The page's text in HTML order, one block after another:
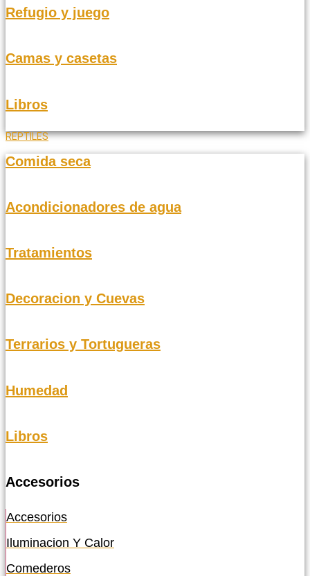
Refugio y juego
Camas y casetas
Libros
REPTILES
Comida seca
Acondicionadores de agua
Tratamientos
Decoracion y Cuevas
Terrarios y Tortugueras
Humedad
Libros
Accesorios
Accesorios
Iluminacion Y Calor
Comederos